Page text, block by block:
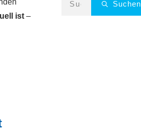
ist –
Suchen